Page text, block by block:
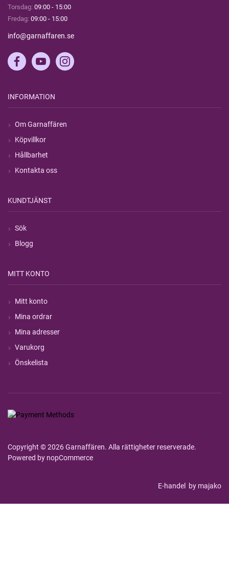
Torsdag: 09:00 - 15:00
Fredag: 09:00 - 15:00
info@garnaffaren.se
INFORMATION
Om Garnaffären
Köpvillkor
Hållbarhet
Kontakta oss
KUNDTJÄNST
Sök
Blogg
MITT KONTO
Mitt konto
Mina ordrar
Mina adresser
Varukorg
Önskelista
Copyright © 2026 Garnaffären. Alla rättigheter reserverade.
Powered by nopCommerce
E-handel by majako